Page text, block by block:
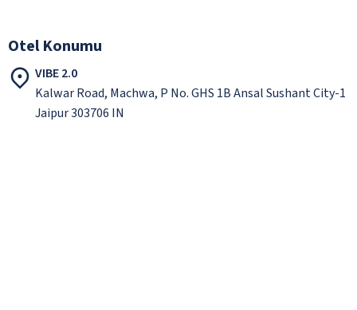
Otel Konumu
VIBE 2.0
Kalwar Road, Machwa, P No. GHS 1B Ansal Sushant City-1
Jaipur 303706 IN